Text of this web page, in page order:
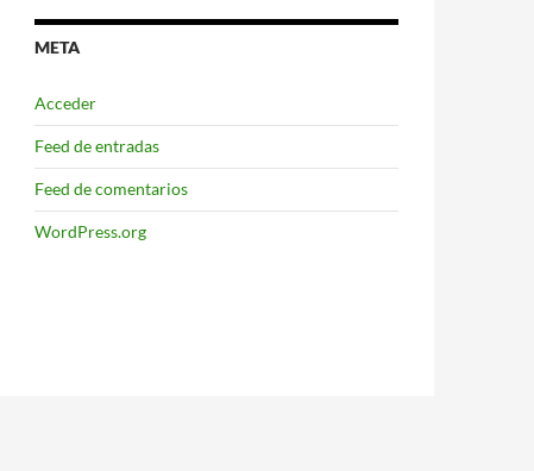
META
Acceder
Feed de entradas
Feed de comentarios
WordPress.org